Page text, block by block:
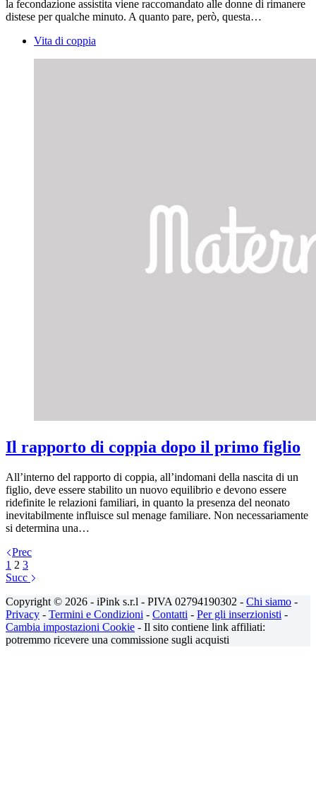
la fecondazione assistita viene raccomandato alle donne di rimanere
distese per qualche minuto. A quanto pare, però, questa…
Vita di coppia
Il rapporto di coppia dopo il primo figlio
All’interno del rapporto di coppia, all’indomani della nascita di un
figlio, deve essere stabilito un nuovo equilibrio e devono essere
ridefinite le relazioni familiari, in quanto la presenza del neonato
inevitabilmente influisce sul menage familiare. Non necessariamente
si determina una…
Prec
1 2 3
Succ
Copyright © 2026 - iPink s.r.l - PIVA 02794190302 - Chi siamo -
Privacy - Termini e Condizioni - Contatti - Per gli inserzionisti -
Cambia impostazioni Cookie - Il sito contiene link affiliati:
potremmo ricevere una commissione sugli acquisti